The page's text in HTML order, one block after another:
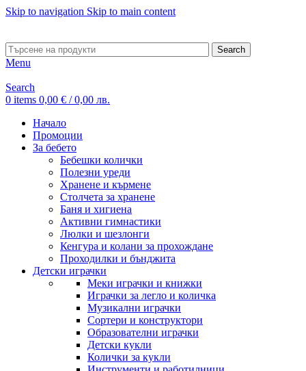
Skip to navigation Skip to main content
Search
Menu
Search
0 items 0,00 € / 0,00 лв.
Начало
Промоции
За бебето
Бебешки колички
Полезни уреди
Хранене и кърмене
Столчета за хранене
Баня и хигиена
Активни гимнастики
Люлки и шезлонги
Кенгура и колани за прохождане
Проходилки и бънджита
Детски играчки
Меки играчки и книжки
Играчки за легло и количка
Музикални играчки
Сортери и конструктори
Образователни играчки
Детски кукли
Колички за кукли